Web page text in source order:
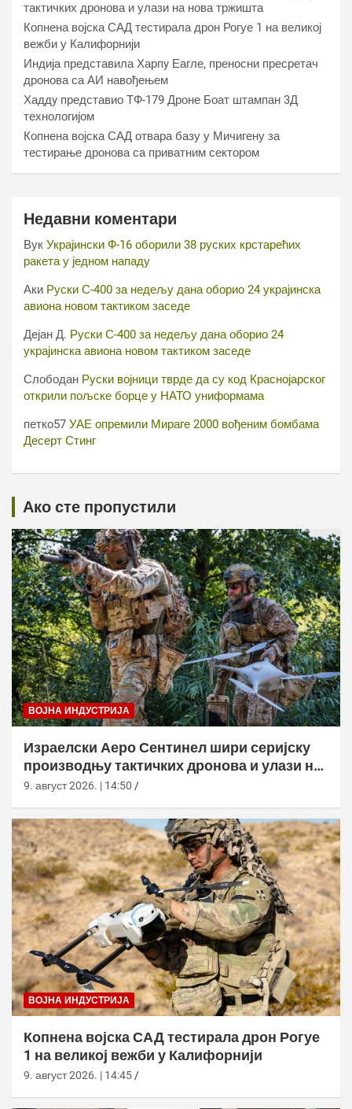
тактичких дронова и улази на нова тржишта
Копнена војска САД тестирала дрон Рогуе 1 на великој
вежби у Калифорнији
Индија представила Харпy Еагле, преносни пресретач
дронова са АИ навођењем
Хаддy представио ТФ-179 Дроне Боат штампан 3Д
технологијом
Копнена војска САД отвара базу у Мичигену за
тестирање дронова са приватним сектором
Недавни коментари
Вук Украјински Ф-16 оборили 38 руских крстарећих
ракета у једном нападу
Аки Руски С-400 за недељу дана оборио 24 украјинска
авиона новом тактиком заседе
Дејан Д. Руски С-400 за недељу дана оборио 24
украјинска авиона новом тактиком заседе
Слободан Руски војници тврде да су код Краснојарског
открили пољске борце у НАТО униформама
петко57 УАЕ опремили Мираге 2000 вођеним бомбама
Десерт Стинг
Ако сте пропустили
ВОЈНА ИНДУСТРИЈА
Израелски Аеро Сентинел шири серијску
производњу тактичких дронова и улази на
нова тржишта
9. август 2026. | 14:50
ВОЈНА ИНДУСТРИЈА
Копнена војска САД тестирала дрон Рогуе
1 на великој вежби у Калифорнији
9. август 2026. | 14:45